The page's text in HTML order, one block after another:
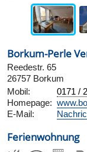
Borkum-Perle
Reedestr. 65
26757 Borkum
Mobil:
0171 /
Homepage:
E-Mail:
Ferienwohnung